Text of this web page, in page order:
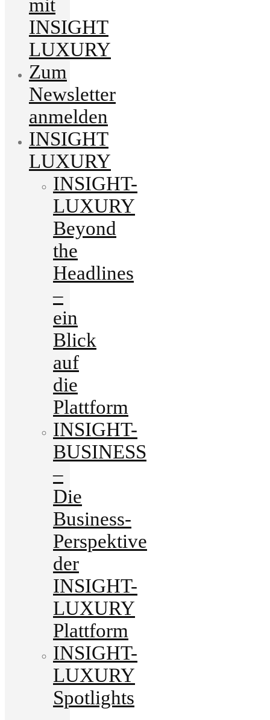
mit
INSIGHT
LUXURY
Zum
Newsletter
anmelden
INSIGHT
LUXURY
INSIGHT-
LUXURY
Beyond
the
Headlines
–
ein
Blick
auf
die
Plattform
INSIGHT-
BUSINESS
–
Die
Business-
Perspektive
der
INSIGHT-
LUXURY
Plattform
INSIGHT-
LUXURY
Spotlights